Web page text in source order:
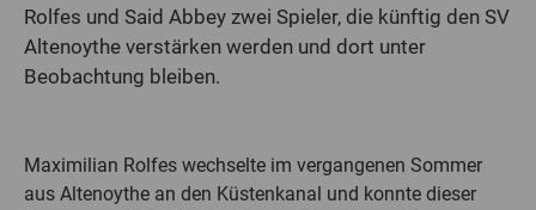
Rolfes und Said Abbey zwei Spieler, die künftig den SV
Altenoythe verstärken werden und dort unter
Beobachtung bleiben.
Maximilian Rolfes wechselte im vergangenen Sommer
aus Altenoythe an den Küstenkanal und konnte dieser